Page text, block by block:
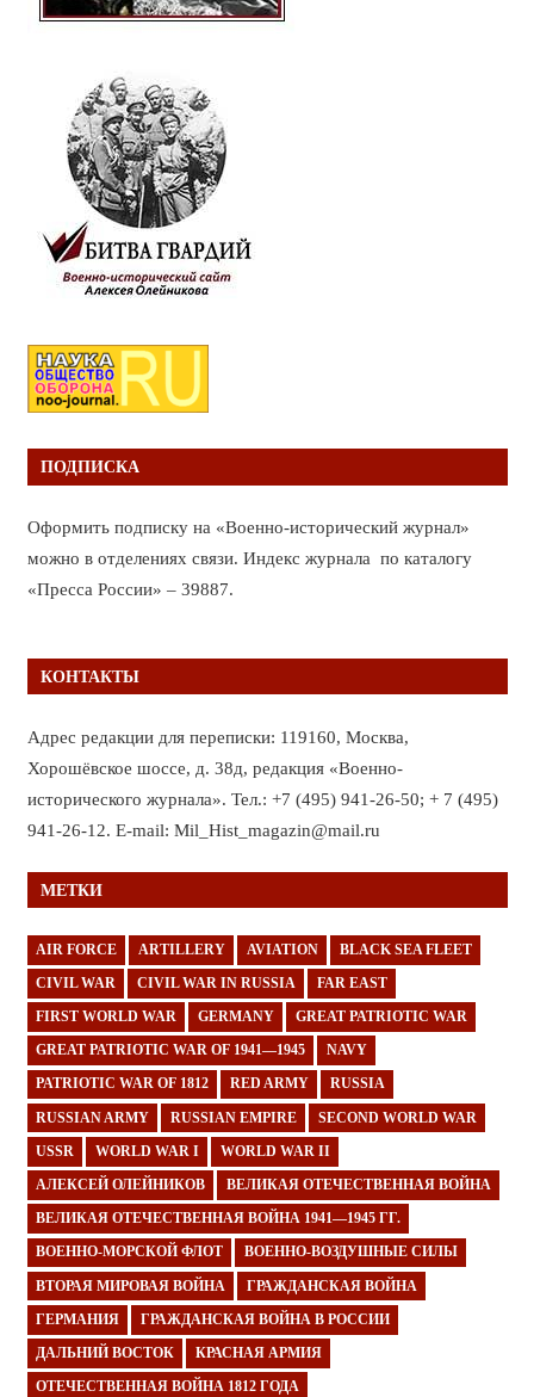
ПОДПИСКА
Оформить подписку на «Военно-исторический журнал»
можно в отделениях связи. Индекс журнала по каталогу
«Пресса России» – 39887.
КОНТАКТЫ
Адрес редакции для переписки: 119160, Москва,
Хорошёвское шоссе, д. 38д, редакция «Военно-
исторического журнала». Тел.: +7 (495) 941-26-50; + 7 (495)
941-26-12. E-mail: Mil_Hist_magazin@mail.ru
МЕТКИ
AIR FORCE ARTILLERY AVIATION BLACK SEA FLEET
CIVIL WAR CIVIL WAR IN RUSSIA FAR EAST
FIRST WORLD WAR GERMANY GREAT PATRIOTIC WAR
GREAT PATRIOTIC WAR OF 1941—1945 NAVY
PATRIOTIC WAR OF 1812 RED ARMY RUSSIA
RUSSIAN ARMY RUSSIAN EMPIRE SECOND WORLD WAR
USSR WORLD WAR I WORLD WAR II
АЛЕКСЕЙ ОЛЕЙНИКОВ ВЕЛИКАЯ ОТЕЧЕСТВЕННАЯ ВОЙНА
ВЕЛИКАЯ ОТЕЧЕСТВЕННАЯ ВОЙНА 1941—1945 ГГ.
ВОЕННО-МОРСКОЙ ФЛОТ ВОЕННО-ВОЗДУШНЫЕ СИЛЫ
ВТОРАЯ МИРОВАЯ ВОЙНА ГРАЖДАНСКАЯ ВОЙНА
ГЕРМАНИЯ ГРАЖДАНСКАЯ ВОЙНА В РОССИИ
ДАЛЬНИЙ ВОСТОК КРАСНАЯ АРМИЯ
ОТЕЧЕСТВЕННАЯ ВОЙНА 1812 ГОДА